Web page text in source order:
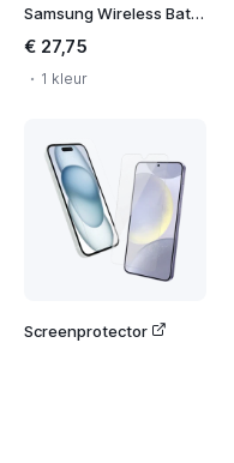
Samsung Wireless Battery Pack 10.000 mAh
€ 27,75
1 kleur
Screenprotector